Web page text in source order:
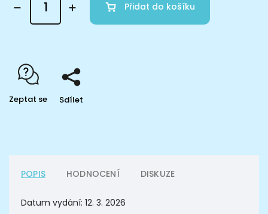
Přidat do košíku
Zeptat se Sdílet
POPIS HODNOCENÍ DISKUZE
Datum vydání: 12. 3. 2026